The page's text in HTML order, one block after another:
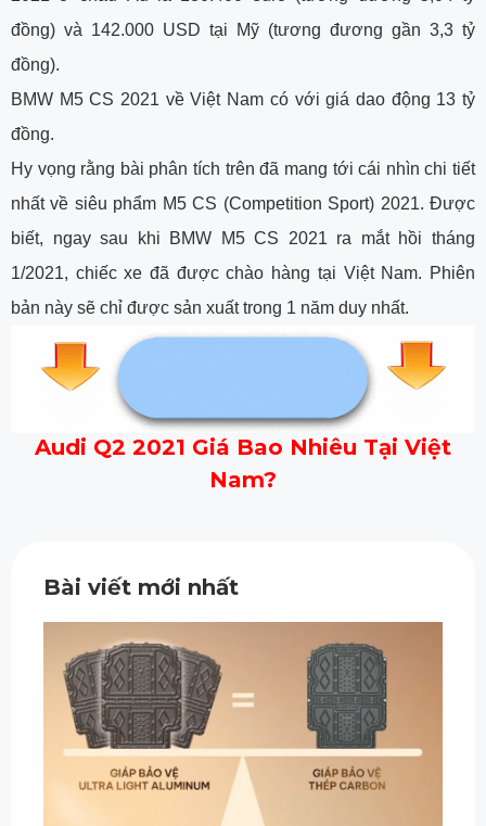
đồng) và 142.000 USD tại Mỹ (tương đương gần 3,3 tỷ
đồng).
BMW M5 CS 2021 về Việt Nam có với giá dao động 13 tỷ
đồng.
Hy vọng rằng bài phân tích trên đã mang tới cái nhìn chi tiết
nhất về siêu phẩm M5 CS (Competition Sport) 2021. Được
biết, ngay sau khi BMW M5 CS 2021 ra mắt hồi tháng
1/2021, chiếc xe đã được chào hàng tại Việt Nam. Phiên
bản này sẽ chỉ được sản xuất trong 1 năm duy nhất.
Audi Q2 2021 Giá Bao Nhiêu Tại Việt
Nam?
Bài viết mới nhất